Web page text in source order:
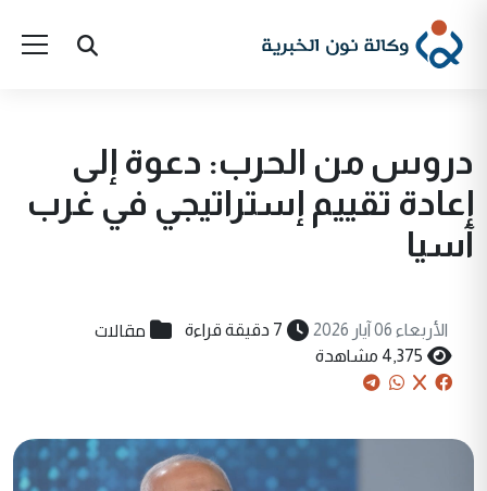
دروس من الحرب: دعوة إلى
إعادة تقييم إستراتيجي في غرب
آسيا
الأربعاء 06 آيار 2026 7 دقيقة قراءة مقالات
4,375 مشاهدة